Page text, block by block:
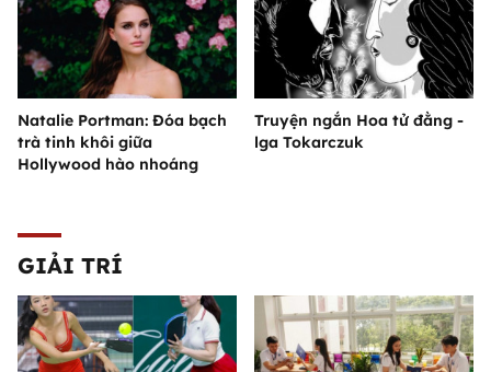
Natalie Portman: Đóa bạch
trà tinh khôi giữa
Hollywood hào nhoáng
Truyện ngắn Hoa tử đằng -
lga Tokarczuk
GIẢI TRÍ